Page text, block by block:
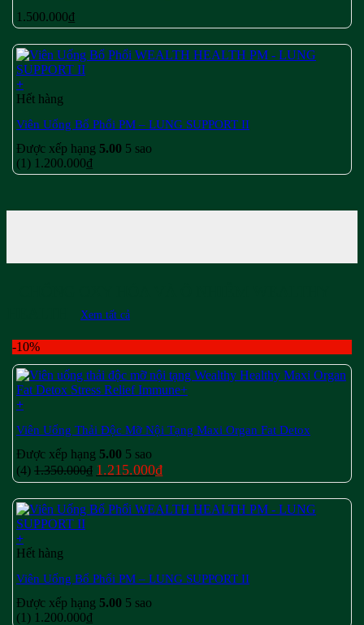
1.500.000₫
+
Hết hàng
Viên Uống Bổ Phổi PM – LUNG SUPPORT II
Được xếp hạng 5.00 5 sao
(1) 1.200.000₫
Xem tất cả
-10%
+
Viên Uống Thải Độc Mỡ Nội Tạng Maxi Organ Fat Detox
Được xếp hạng 5.00 5 sao
(4) 1.350.000₫ Giá
gốc
là:
1.350.000₫.
1.215.000₫Giá
hiện
tại
là:
+
Hết hàng
Viên Uống Bổ Phổi PM – LUNG SUPPORT II
Được xếp hạng 5.00 5 sao
(1) 1.200.000₫